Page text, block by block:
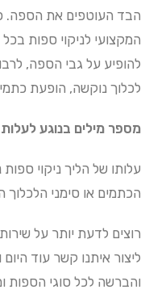
הבד העוטפים את הספה.
המקצועי לניקוי ספות
להופיע על גבי הספה,
לכלוך נוקשה, הופעת כתמי
מספר מילים בנוגע
עלותו של הליך ניקוי
הכתמים או סימני הלכלוך
רוצים לדעת יותר על
ליצור איתנו קשר עוד
והברשה לכל סוגי הספות